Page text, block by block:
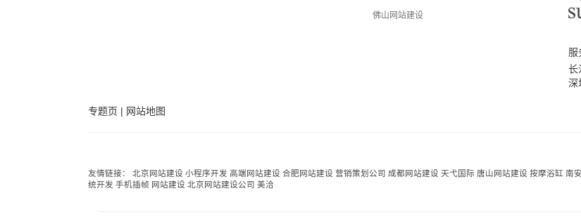
佛山网站建设
服
长
深
专题页 | 网站地图
友情链接： 北京网站建设 小程序开发 高端网站建设 合肥网站建设 营销策划公司 成都网站建设 天弋国际 唐山网站建设 按摩浴缸 南
统开发 手机插帧 网站建设 北京网站建设公司 美洽